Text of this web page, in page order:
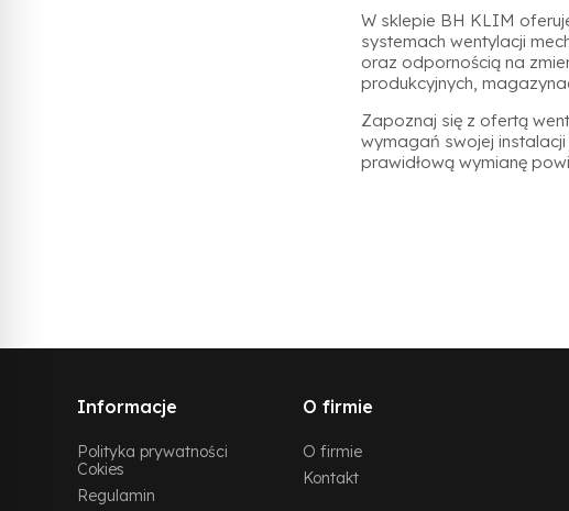
W sklepie BH KLIM
systemach wentylacji
oraz odpornością na
produkcyjnych,
Zapoznaj się z ofertą
wymagań swojej
prawidłową wymianę
Informacje
Polityka prywatności
Cokies
Regulamin
O firmie
O firmie
Kontakt